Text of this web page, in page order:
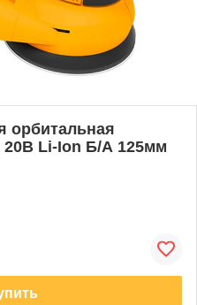
20В Li-Ion Б/А 125мм